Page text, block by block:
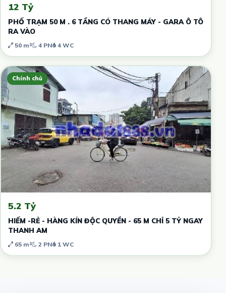
12 Tỷ
PHỐ TRẠM 50 M . 6 TẦNG CÓ THANG MÁY - GARA Ô TÔ
RA VÀO
50 m² 4 PN 4 WC
Chính chủ
5.2 Tỷ
HIẾM -RẺ - HÀNG KÍN ĐỘC QUYỀN - 65 M CHỈ 5 TỶ NGAY
THANH AM
65 m² 2 PN 1 WC